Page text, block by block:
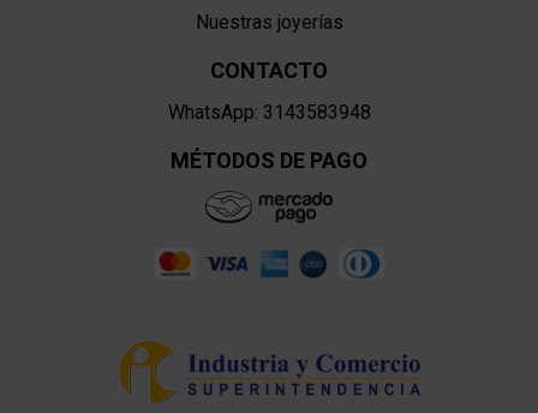
Nuestras joyerías
CONTACTO
WhatsApp: 3143583948
MÉTODOS DE PAGO